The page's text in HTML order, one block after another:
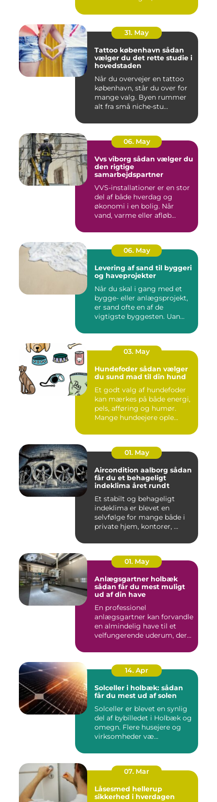
31. May
Tattoo københavn sådan
vælger du det rette studie i
hovedstaden
Når du overvejer en tattoo
københavn, står du over for
mange valg. Byen rummer
alt fra små niche-stu...
06. May
Vvs viborg sådan vælger du
den rigtige
samarbejdspartner
VVS-installationer er en stor
del af både hverdag og
økonomi i en bolig. Når
vand, varme eller afløb...
06. May
Levering af sand til byggeri
og haveprojekter
Når du skal i gang med et
bygge- eller anlægsprojekt,
er sand ofte en af de
vigtigste byggesten. Uan...
03. May
Hundefoder sådan vælger
du sund mad til din hund
Et godt valg af hundefoder
kan mærkes på både energi,
pels, afføring og humør.
Mange hundeejere ople...
01. May
Aircondition aalborg sådan
får du et behageligt
indeklima året rundt
Et stabilt og behageligt
indeklima er blevet en
selvfølge for mange både i
private hjem, kontorer, ...
01. May
Anlægsgartner holbæk
sådan får du mest muligt
ud af din have
En professionel
anlægsgartner kan forvandle
en almindelig have til et
velfungerende uderum, der
14. Apr
Solceller i holbæk: sådan
får du mest ud af solen
Solceller er blevet en synlig
del af bybilledet i Holbæk og
omegn. Flere husejere og
virksomheder væ...
07. Mar
Låsesmed hellerup
sikkerhed i hverdagen